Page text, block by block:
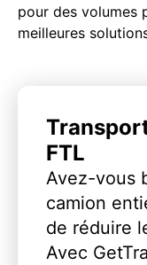
pour des volumes
meilleures
FTL
Avez-vous
camion
de réduire
Avec